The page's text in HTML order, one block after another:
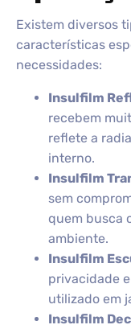
Existem diversos
características
necessidades:
Insulfilm
recebem
reflete a
interno.
Insulfilm
sem
quem busca
ambiente.
Insulfilm
privacidade
utilizado em
Insulfilm